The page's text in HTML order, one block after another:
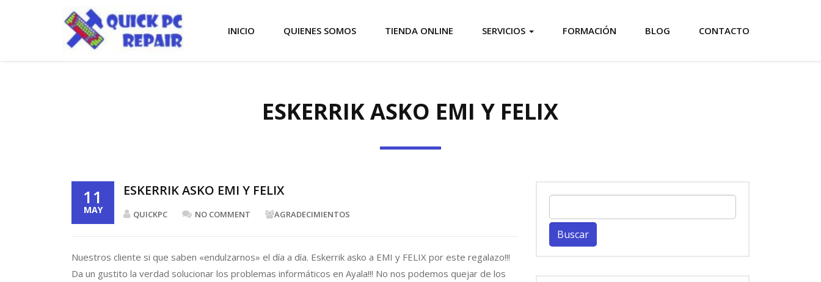
INICIO QUIENES SOMOS TIENDA ONLINE SERVICIOS FORMACIÓN BLOG CONTACTO
ESKERRIK ASKO EMI Y FELIX
11
MAY
ESKERRIK ASKO EMI Y FELIX
QUICKPC NO COMMENT AGRADECIMIENTOS
Nuestros cliente si que saben «endulzarnos» el día a día. Eskerrik asko a EMI y FELIX por este regalazo!!!
Da un gustito la verdad solucionar los problemas informáticos en Ayala!!! No nos podemos quejar de los